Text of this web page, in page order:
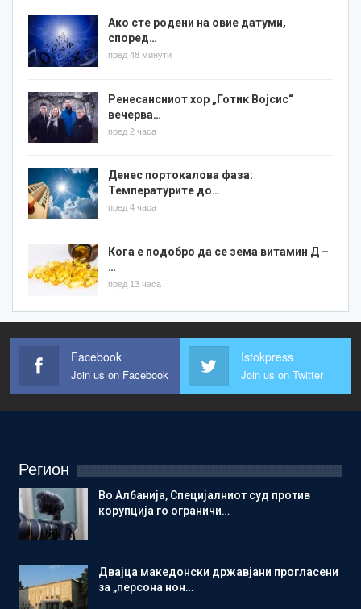
Ако сте родени на овие датуми,
според…
пред 48 минути
Ренесансниот хор „Готик Војсис“
вечерва…
пред 2 часа
Денес портокалова фаза:
Температурите до…
пред 4 часа
Кога е подобро да се зема витамин Д –
…
пред 13 часа
Facebook
Join us on Facebook
Istokpress
Join us on Twitter
Регион
Во Албанија, Специјалниот суд против
корупција го ограничи…
Двајца македонски државјани прогласени
за „персона нон…